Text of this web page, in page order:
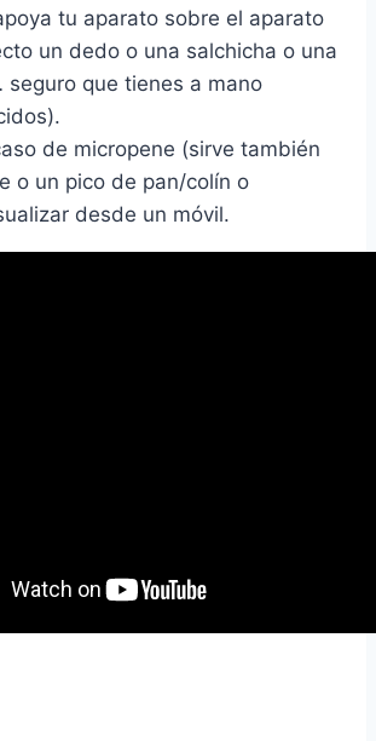
tu aparato sobre el aparato
un dedo o una salchicha o una
seguro que tienes a mano
de micropene (sirve también
o un pico de pan/colín o
desde un móvil.